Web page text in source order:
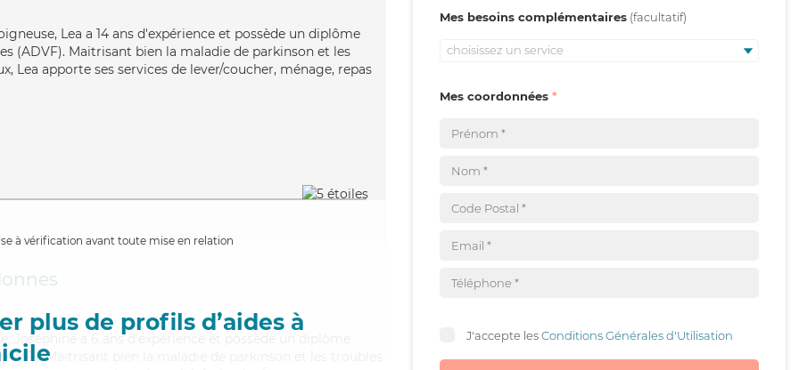
Lea a 14 ans d'expérience et possède un diplôme
(ADVF). Maitrisant bien la maladie de parkinson et les
Lea apporte ses services de lever/coucher, ménage, repas
à vérification avant toute mise en relation
plus de profils d’aides à
Joséphine a 6 ans d'expérience et possède un diplôme
Maitrisant bien la maladie de parkinson et les troubles
Mes besoins complémentaires
choisissez un service
Mes coordonnées
J'accepte lesConditions Générales d'Utilisation